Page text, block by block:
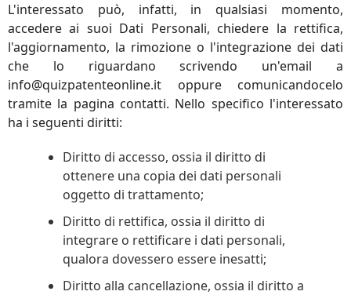
L'interessato può, infatti, in qualsiasi momento,
accedere ai suoi Dati Personali, chiedere la rettifica,
l'aggiornamento, la rimozione o l'integrazione dei dati
che lo riguardano scrivendo un'email a
info@quizpatenteonline.it oppure comunicandocelo
tramite la pagina contatti. Nello specifico l'interessato
ha i seguenti diritti:
Diritto di accesso, ossia il diritto di
ottenere una copia dei dati personali
oggetto di trattamento;
Diritto di rettifica, ossia il diritto di
integrare o rettificare i dati personali,
qualora dovessero essere inesatti;
Diritto alla cancellazione, ossia il diritto a